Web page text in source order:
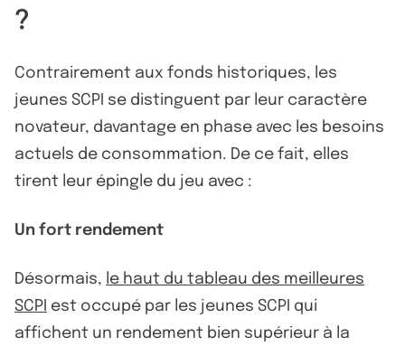
?
Contrairement aux fonds historiques, les
jeunes SCPI se distinguent par leur caractère
novateur, davantage en phase avec les besoins
actuels de consommation. De ce fait, elles
tirent leur épingle du jeu avec :
Un fort rendement
Désormais, le haut du tableau des meilleures
SCPI est occupé par les jeunes SCPI qui
affichent un rendement bien supérieur à la